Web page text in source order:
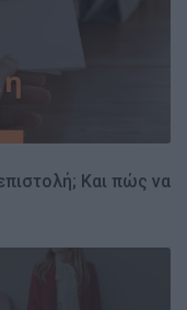
Και πώς να